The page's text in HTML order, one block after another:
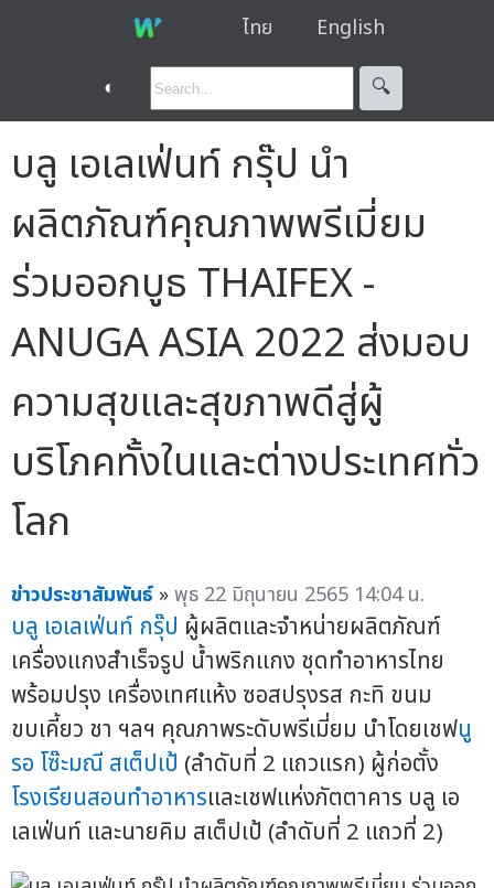
ไทย English
◐ 🔍︎
บลู เอเลเฟ่นท์ กรุ๊ป นำ
ผลิตภัณฑ์คุณภาพพรีเมี่ยม
ร่วมออกบูธ THAIFEX -
ANUGA ASIA 2022 ส่งมอบ
ความสุขและสุขภาพดีสู่ผู้
บริโภคทั้งในและต่างประเทศทั่ว
โลก
ข่าวประชาสัมพันธ์ »พุธ 22 มิถุนายน 2565 14:04 น.
บลู เอเลเฟ่นท์ กรุ๊ป ผู้ผลิตและจำหน่ายผลิตภัณฑ์
เครื่องแกงสำเร็จรูป น้ำพริกแกง ชุดทำอาหารไทย
พร้อมปรุง เครื่องเทศแห้ง ซอสปรุงรส กะทิ ขนม
ขบเคี้ยว ชา ฯลฯ คุณภาพระดับพรีเมี่ยม นำโดยเชฟนู
รอ โซ๊ะมณี สเต็ปเป้ (ลำดับที่ 2 แถวแรก) ผู้ก่อตั้ง
โรงเรียนสอนทำอาหารและเชฟแห่งภัตตาคาร บลู เอ
เลเฟ่นท์ และนายคิม สเต็ปเป้ (ลำดับที่ 2 แถวที่ 2)